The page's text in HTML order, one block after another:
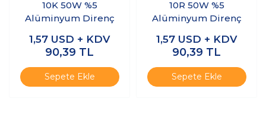
10K 50W %5
Alüminyum Direnç
1,57 USD + KDV
90,39 TL
Sepete Ekle
10R 50W %5
Alüminyum Direnç
1,57 USD + KDV
90,39 TL
Sepete Ekle